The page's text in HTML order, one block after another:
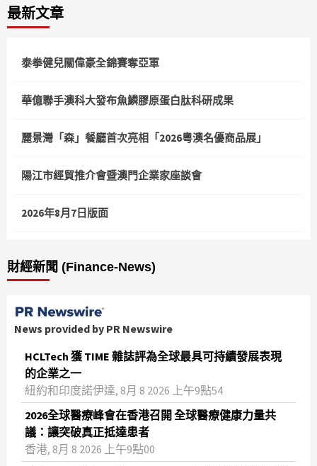
最新文章
泰拳健兒關偉豪全錦賽奪亞軍
華億聯手澳科大發布魚鱗膠原蛋白肽科研成果
麗景灣「森」餐廳首次亮相「2026粵澳名優商品展」
陽江市經貿推介會暨澳門企業家座談會
2026年8月7日版面
財經新聞 (Finance-News)
News provided by PR Newswire
HCLTech 獲 TIME 雜誌評為全球最具可持續發展表現
的企業之一
紐約和印度諾伊達, 8月 8 2026 上午9點54
2026全球醫療峰會在香港召開 全球醫療健康力量共
議：讓突破真正抵達患者
香港, 8月 8 2026 上午9點00